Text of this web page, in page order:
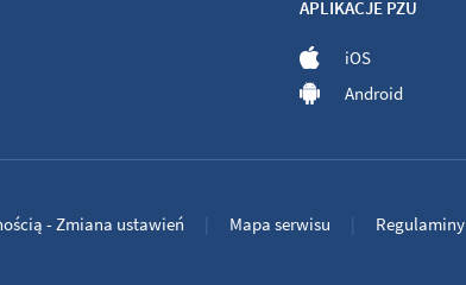
APLIKACJE PZU
iOS
Android
- Zmiana ustawień Mapa serwisu Regulaminy